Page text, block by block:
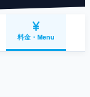
料金・Menu